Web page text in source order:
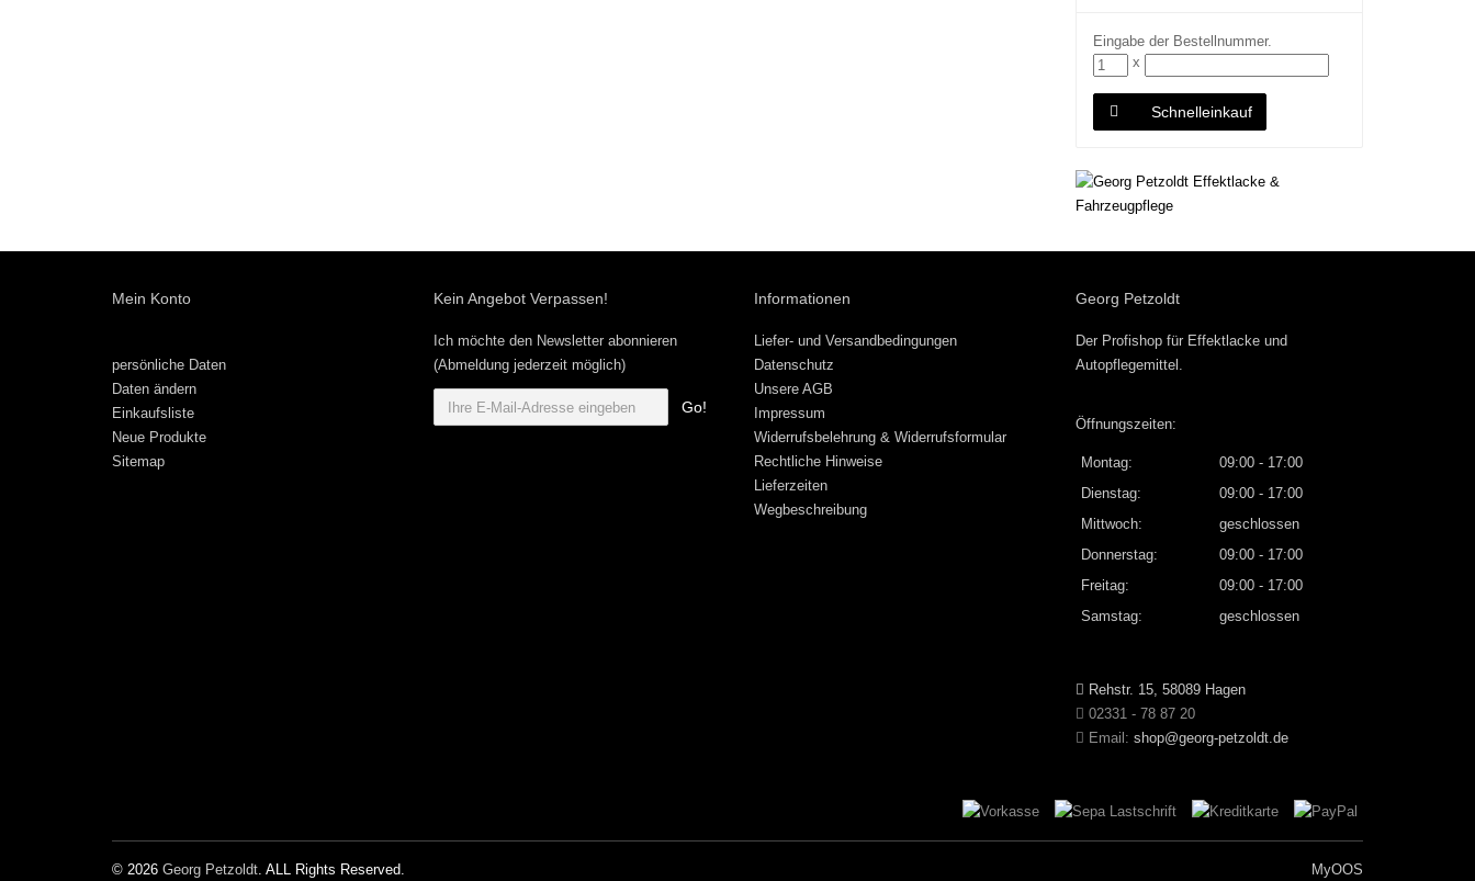
Eingabe der Bestellnummer.
x
Schnelleinkauf
Mein Konto
persönliche Daten
Daten ändern
Einkaufsliste
Neue Produkte
Sitemap
Kein Angebot Verpassen!
Ich möchte den Newsletter abonnieren
(Abmeldung jederzeit möglich)
Go!
Informationen
Liefer- und Versandbedingungen
Datenschutz
Unsere AGB
Impressum
Widerrufsbelehrung & Widerrufsformular
Rechtliche Hinweise
Lieferzeiten
Wegbeschreibung
Georg Petzoldt
Der Profishop für Effektlackeund
Autopflegemittel .
Öffnungszeiten:
Montag:
09:00 - 17:00
Dienstag:
09:00 - 17:00
Mittwoch:
geschlossen
Donnerstag:
09:00 - 17:00
Freitag:
09:00 - 17:00
Samstag:
geschlossen
Rehstr. 15, 58089 Hagen
02331 - 78 87 20
Email: shop@georg-petzoldt.de
© 2026 Georg Petzoldt . ALL Rights Reserved. MyOOS